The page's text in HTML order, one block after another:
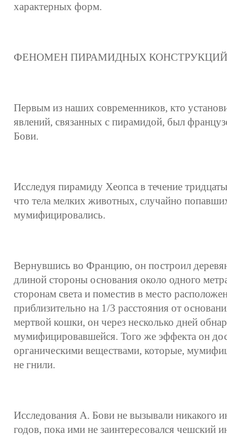
характерных форм.
ФЕНОМЕН ПИРАМИДНЫХ
Первым из наших современников, кто
явлений, связанных с пирамидой, был
Бови.
Исследуя пирамиду Хеопса в течение
что тела мелких животных, случайно
мумифицировались.
Вернувшись во Францию, он построил
длиной стороны основания около одного
сторонам света и поместив в место
приблизительно на 1/3 расстояния от
мертвой кошки, он через несколько дней
мумифицировавшейся. Того же эффекта он
органическими веществами, которые,
не гнили.
Исследования А. Бови не вызывали никакого
годов, пока ими не заинтересовался чешский